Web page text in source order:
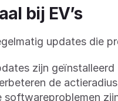
bij EV’s
updates die
zijn geïnstalleerd
de
softwareproblemen